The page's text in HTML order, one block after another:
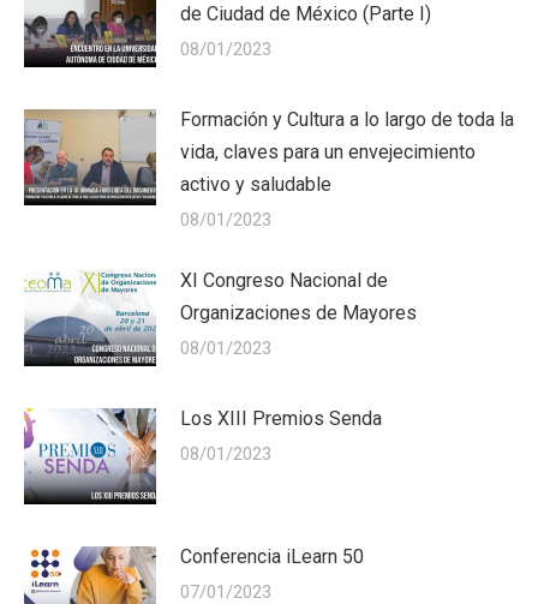
de Ciudad de México (Parte I)
08/01/2023
Formación y Cultura a lo largo de toda la
vida, claves para un envejecimiento
activo y saludable
08/01/2023
XI Congreso Nacional de
Organizaciones de Mayores
08/01/2023
Los XIII Premios Senda
08/01/2023
Conferencia iLearn 50
07/01/2023